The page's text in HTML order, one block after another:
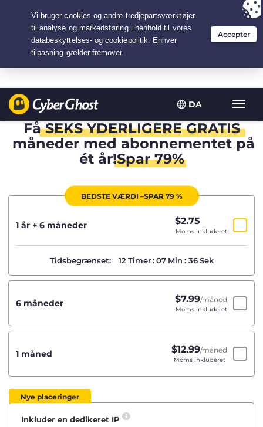
DA
Slå
til/fra
Your choice: The Best Deal for 1.5-years at $
FåSEKS YDERLIGERE GRATIS
måneder med abonnementet på
ét år!Spar 79%
BEDSTE VÆRDI –SPAR 79 %
1 år + 6 måneder $2.75
Moms inkluderet
Tidsbegrænset: 12 Timer : 07 Min : 36 Sek
6 måneder $7.99/måned
Moms inkluderet
1 måned $12.99/måned
Moms inkluderet
Nye placeringer
Inkluder en dedikeret IP